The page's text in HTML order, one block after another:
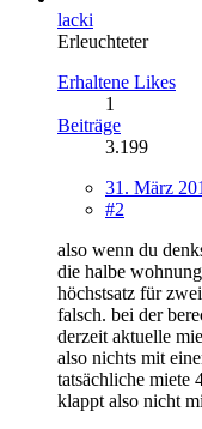
lacki
Erleuchteter
Erhaltene Likes
1
Beiträge
3.199
31. März
#2
also wenn du
die halbe
höchstsatz für
falsch. bei der
derzeit aktuelle
also nichts mit
tatsächliche miete
klappt also nicht